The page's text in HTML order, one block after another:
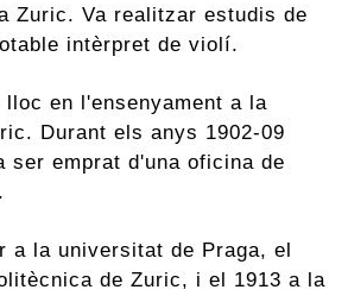
Zuric. Va realitzar estudis de
intèrpret de violí.
en l'ensenyament a la
Durant els anys 1902-09
ser emprat d'una oficina de
a la universitat de Praga, el
de Zuric, i el 1913 a la